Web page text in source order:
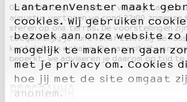
LantarenVenster maakt
cookies. Wij gebruiken
bezoek aan onze website zo
mogelijk te maken en gaan
met je privacy om. Cookies
hoe jij met de site omgaat
anoniem.
OVER LANTARENVENSTER
Wat we doen
Werken bij
Wie is wie
Word vriend
Historie
Op donderdag 2 augustus, vrijdag 3
augustus vertonen we rond 22:00 zomerse
sferen op ons terras. De voorstellingen
toegankelijk; je kunt vanaf 21:00 bij de
koptelefoon ophalen. De capaciteit van
beperkt, we adviseren je daarom op tijd te
PROGRAMMA